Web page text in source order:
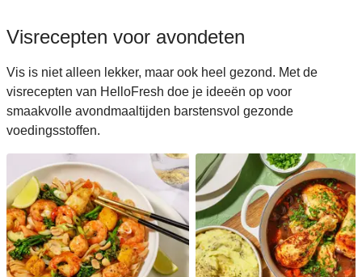
Visrecepten voor avondeten
Vis is niet alleen lekker, maar ook heel gezond. Met de
visrecepten van HelloFresh doe je ideeën op voor
smaakvolle avondmaaltijden barstensvol gezonde
voedingsstoffen.